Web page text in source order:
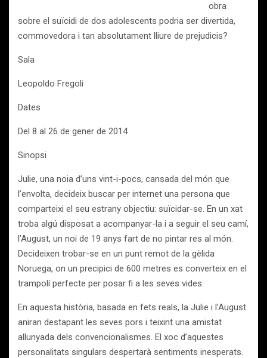
obra
sobre el suïcidi de dos adolescents podria ser divertida,
commovedora i tan absolutament lliure de prejudicis?
Sala
Leopoldo Fregoli
Dates
Del 8 al 26 de gener de 2014
Sinopsi
Julie, una noia d’uns vint-i-pocs, cansada del món que
l’envolta, decideix buscar per internet una persona que
comparteixi el seu estrany objectiu: suïcidar-se. En un xat
troba algú disposat a acompanyar-la i a seguir el seu camí,
l’August, un noi de 19 anys fart de no pintar res al món.
Decideixen trobar-se en un punt remot de la gèlida
Noruega, on un precipici de 600 metres es converteix en el
trampolí perfecte per posar fi a les seves vides.
En aquesta història, basada en fets reals, la Julie i l’August
aniran destapant les seves pors i teixint una amistat
allunyada dels convencionalismes. El xoc d’aquestes
personalitats singulars despertarà sentiments inesperats.